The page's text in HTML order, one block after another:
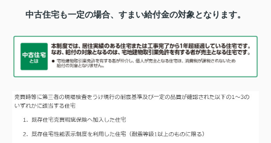
中古住宅も一定の場合、すまい給付金の対象となります。